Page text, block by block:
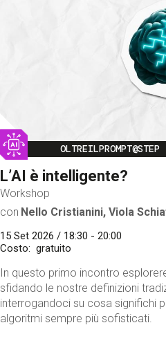
Image
OLTREILPROMPT@STEP
L’AI è intelligente?
Workshop
con Nello Cristianini, Viola
15 Set 2026 / 18:30 - 20:00
Costo
gratuito
In questo primo incontro
sfidando le nostre definizioni
interrogandoci su cosa significhi
algoritmi sempre più sofisticati.